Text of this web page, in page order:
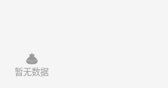
暂无数据